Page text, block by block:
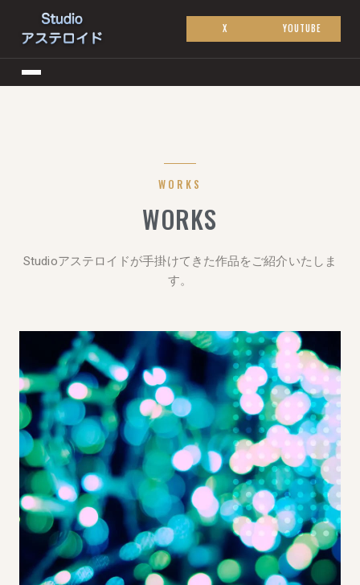
X YOUTUBE
WORKS
WORKS
Studioアステロイドが手掛けてきた作品をご紹介いたしま
す。